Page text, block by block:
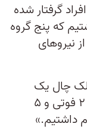
گرفتار شده
داشتیم که پنج گروه
نیروهای
چال یک
مفقودی و یک فوتی، در منطقه دارآباد ۲ فوتی و ۵